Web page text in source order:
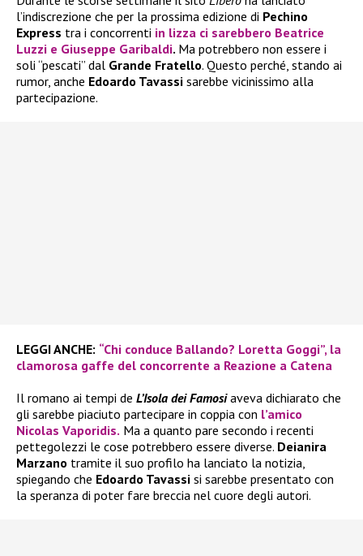
l’indiscrezione che per la prossima edizione di Pechino
Express tra i concorrenti in lizza ci sarebbero Beatrice
Luzzi e Giuseppe Garibaldi. Ma potrebbero non essere i
soli “pescati” dal Grande Fratello. Questo perché, stando ai
rumor, anche Edoardo Tavassi sarebbe vicinissimo alla
partecipazione.
LEGGI ANCHE: “Chi conduce Ballando? Loretta Goggi”, la
clamorosa gaffe del concorrente a Reazione a Catena
Il romano ai tempi de L’Isola dei Famosiaveva dichiarato che
gli sarebbe piaciuto partecipare in coppia con l’amico
Nicolas Vaporidis. Ma a quanto pare secondo i recenti
pettegolezzi le cose potrebbero essere diverse. Deianira
Marzano tramite il suo profilo ha lanciato la notizia,
spiegando che Edoardo Tavassi si sarebbe presentato con
la speranza di poter fare breccia nel cuore degli autori.